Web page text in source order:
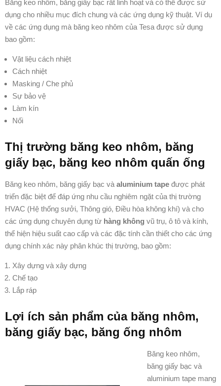
Băng keo nhôm, băng giấy bạc rất linh hoạt và có thể được sử
dụng cho nhiều mục đích chung và các ứng dụng kỹ thuật. Ví dụ
về các ứng dụng mà băng keo nhôm của Tesa được sử dụng
bao gồm:
Vật liệu cách nhiệt
Cách nhiệt
Masking / Che phủ
Sự bảo vệ
Làm kín
Nối
Thị trường băng keo nhôm, băng
giấy bạc, băng keo nhôm quấn ống
Băng keo nhôm, băng giấy bạc và aluminium tape được phát
triển đặc biệt để đáp ứng nhu cầu nghiêm ngặt của thị trường
HVAC (Hệ thống sưởi, Thông gió, Điều hòa không khí) và cho
các ứng dụng chuyên dụng từ hàng không vũ trụ, ô tô và kính,
thể hiện hiệu suất cao cấp và các đặc tính cần thiết cho các ứng
dụng chính xác này phân khúc thị trường, bao gồm:
Xây dựng và xây dựng
Chế tạo
Lắp ráp
Lợi ích sản phẩm của băng nhôm,
băng giấy bạc, băng ống nhôm
Băng keo nhôm,
băng giấy bạc và
aluminium tape mang